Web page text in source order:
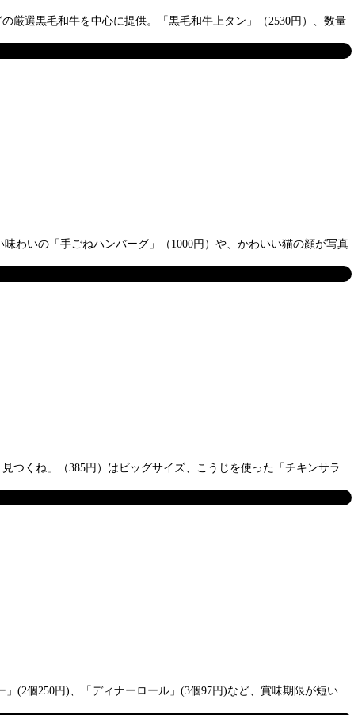
厳選黒毛和牛を中心に提供。「黒毛和牛上タン」（2530円）、数量
わいの「手ごねハンバーグ」（1000円）や、かわいい猫の顔が写真
つくね」（385円）はビッグサイズ、こうじを使った「チキンサラ
(2個250円)、「ディナーロール」(3個97円)など、賞味期限が短い